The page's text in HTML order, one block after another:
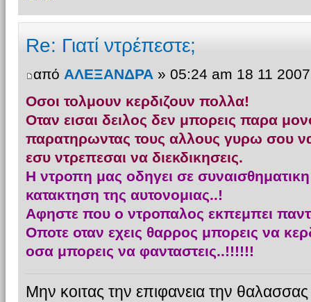
Re: Γιατί ντρέπεστε;
από ΑΛΕΞΑΝΔΡΑ » 05:24 am 18 11 2007
Οσοι τολμουν κερδιζουν πολλα!
Οταν εισαι δειλος δεν μπορεις παρα
παρατηρωντας τους αλλους γυρω σου
εσυ ντρεπεσαι να διεκδικησεις.
Η ντροπη μας οδηγει σε
κατακτηση της αυτονομιας..!
Αφηστε που ο ντροπαλος εκπεμπει
Οποτε οταν εχεις θαρρος μπορεις να
οσα μπορεις να φανταστεις..!!!!!!
Μην κοιτας την επιφανεια την θαλασσας